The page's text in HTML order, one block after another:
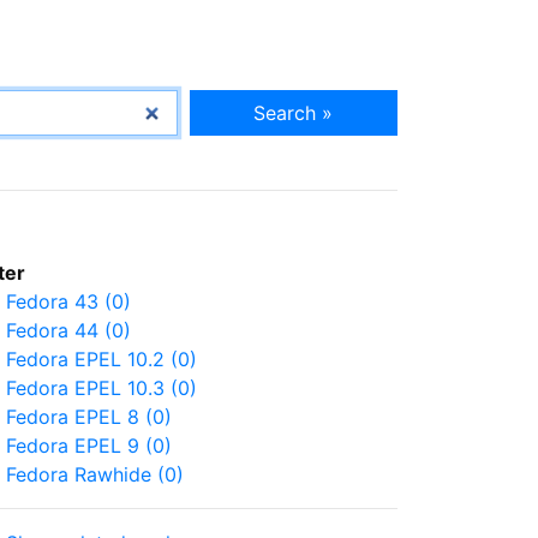
Search »
Fedora 43 (0)
Fedora 44 (0)
Fedora EPEL 10.2 (0)
Fedora EPEL 10.3 (0)
Fedora EPEL 8 (0)
Fedora EPEL 9 (0)
Fedora Rawhide (0)